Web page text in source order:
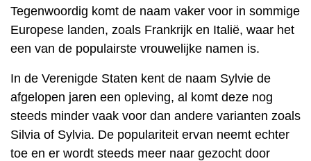
Tegenwoordig komt de naam vaker voor in sommige
Europese landen, zoals Frankrijk en Italië, waar het
een van de populairste vrouwelijke namen is.
In de Verenigde Staten kent de naam Sylvie de
afgelopen jaren een opleving, al komt deze nog
steeds minder vaak voor dan andere varianten zoals
Silvia of Sylvia. De populariteit ervan neemt echter
toe en er wordt steeds meer naar gezocht door